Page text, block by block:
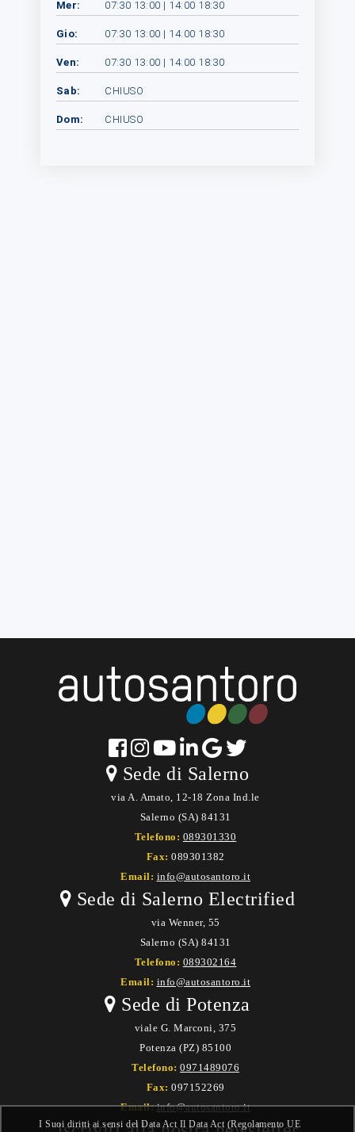
Mer: 07:30 13:00 | 14:00 18:30
Gio: 07:30 13:00 | 14:00 18:30
Ven: 07:30 13:00 | 14:00 18:30
Sab: CHIUSO
Dom: CHIUSO
Sede di Salerno
via A. Amato, 12-18 Zona Ind.le
Salerno (SA) 84131
Telefono: 089301330
Fax: 089301382
Email: info@autosantoro.it
Sede di Salerno Electrified
via Wenner, 55
Salerno (SA) 84131
Telefono: 089302164
Email: info@autosantoro.it
Sede di Potenza
viale G. Marconi, 375
Potenza (PZ) 85100
Telefono: 0971489076
Fax: 097152269
Email:info@autosantoro.it
I Suoi diritti ai sensi del Data Act Il Data Act (Regolamento UE